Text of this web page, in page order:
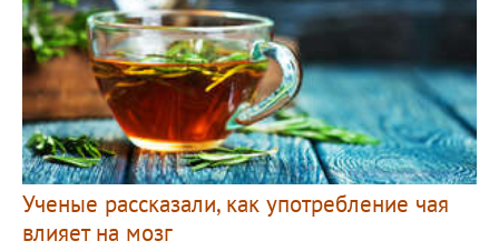
Ученые рассказали, как употребление чая
влияет на мозг